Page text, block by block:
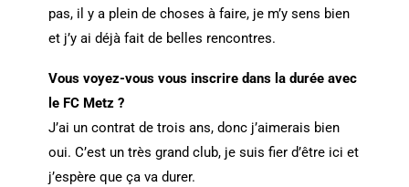
pas, il y a plein de choses à faire, je m’y sens bien
et j’y ai déjà fait de belles rencontres.
Vous voyez-vous vous inscrire dans la durée avec
le FC Metz ?
J’ai un contrat de trois ans, donc j’aimerais bien
oui. C’est un très grand club, je suis fier d’être ici et
j’espère que ça va durer.